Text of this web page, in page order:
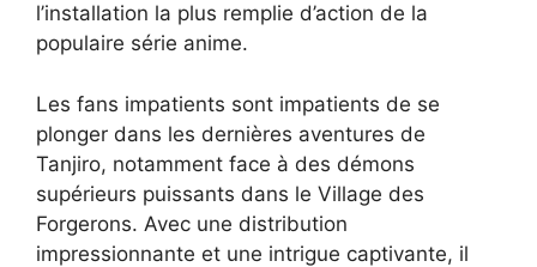
l’installation la plus remplie d’action de la
populaire série anime.
Les fans impatients sont impatients de se
plonger dans les dernières aventures de
Tanjiro, notamment face à des démons
supérieurs puissants dans le Village des
Forgerons. Avec une distribution
impressionnante et une intrigue captivante, il